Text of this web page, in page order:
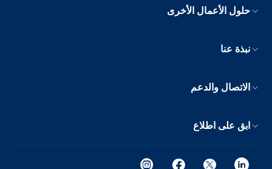
حلول الأعمال الأخرى
نبذة عنا
الاتصال والدعم
ابق على اطلاع